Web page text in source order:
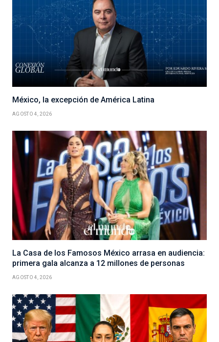
México, la excepción de América Latina
AGOSTO 4, 2026
La Casa de los Famosos México arrasa en audiencia:
primera gala alcanza a 12 millones de personas
AGOSTO 4, 2026